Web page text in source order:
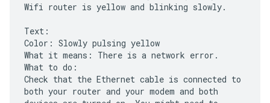
Wifi router is yellow and blinking slowly.
Text:
Color: Slowly pulsing yellow
What it means: There is a network error.
What to do:
Check that the Ethernet cable is connected to
both your router and your modem and both